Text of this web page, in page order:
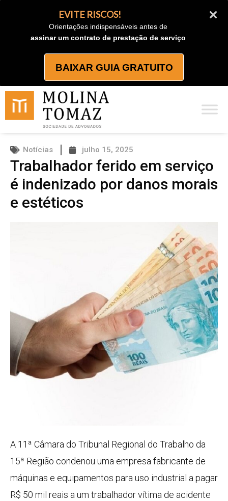
EVITE RISCOS!
Orientações indispensáveis antes de
assinar um contrato de prestação de serviço
BAIXAR GUIA GRATUITO
Notícias julho 15, 2025
Trabalhador ferido em serviço
é indenizado por danos morais
e estéticos
A 11ª Câmara do Tribunal Regional do Trabalho da
15ª Região condenou uma empresa fabricante de
máquinas e equipamentos para uso industrial a pagar
R$ 50 mil reais a um trabalhador vítima de acidente